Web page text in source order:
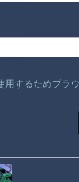
用するためブラ